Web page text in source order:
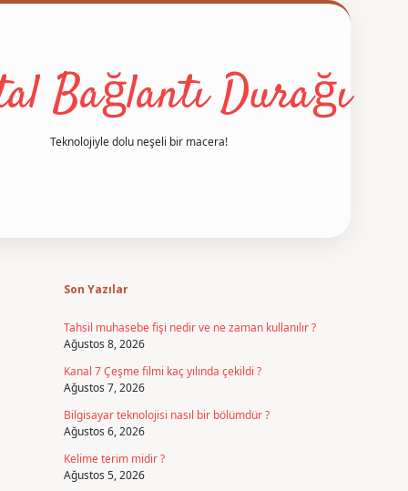
Bağlantı Durağı
Teknolojiyle dolu neşeli bir macera!
Son Yazılar
Tahsil muhasebe fişi nedir ve ne zaman kullanılır ?
Ağustos 8, 2026
Kanal 7 Çeşme filmi kaç yılında çekildi ?
Ağustos 7, 2026
Bilgisayar teknolojisi nasıl bir bölümdür ?
Ağustos 6, 2026
Kelime terim midir ?
Ağustos 5, 2026